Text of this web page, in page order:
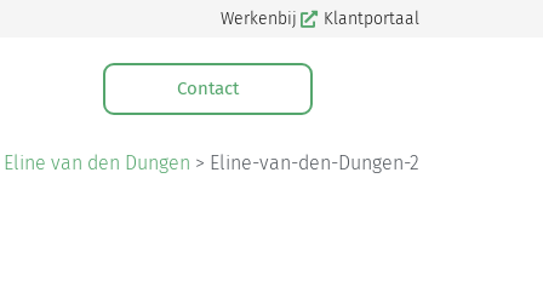
Werkenbij Klantportaal
Contact
Eline van den Dungen > Eline-van-den-Dungen-2